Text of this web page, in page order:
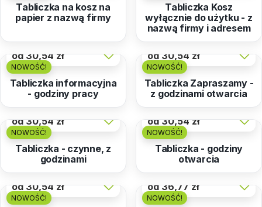
Tabliczka na kosz na
papier z nazwą firmy
Tabliczka Kosz
wyłącznie do użytku - z
nazwą firmy i adresem
NOWOŚĆ!
od30,54 zł
Tabliczka informacyjna
- godziny pracy
NOWOŚĆ!
od30,54 zł
Tabliczka Zapraszamy -
z godzinami otwarcia
NOWOŚĆ!
od30,54 zł
Tabliczka - czynne, z
godzinami
NOWOŚĆ!
od30,54 zł
Tabliczka - godziny
otwarcia
NOWOŚĆ!
od30,54 zł
NOWOŚĆ!
od36,77 zł